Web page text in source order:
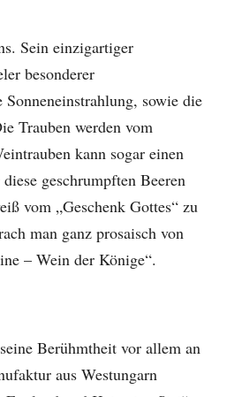
Sein einzigartiger
besonderer
sowie die
Trauben werden vom
kann sogar einen
geschrumpften Beeren
vom „Geschenk Gottes“ zu
man ganz prosaisch von
– Wein der Könige“.
Berühmtheit vor allem an
aus Westungarn